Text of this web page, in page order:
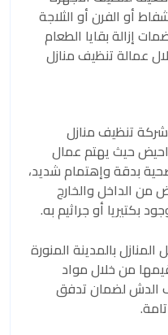
أو الفرن أو الثلاجة
إزالة بقايا الطعام
عمالة تنظيف منازل
تنظيف منازل
حيث يهتم عمال
بدقة وإهتمام شديد،
من الداخل والخارج
بكتيريا أو جراثيم به.
بالمدينة المنورة
من خلال مواد
الدش لضمان تدفق